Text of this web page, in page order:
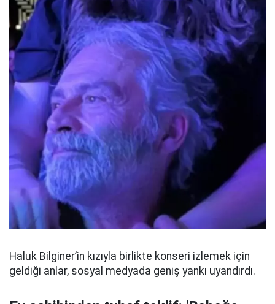
Haluk Bilginer’in kızıyla birlikte konseri izlemek için
geldiği anlar, sosyal medyada geniş yankı uyandırdı.